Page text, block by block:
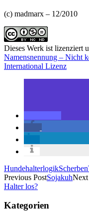
(c) madmarx – 12/2010
Dieses Werk ist lizenziert
Namensnennung – Nicht
International Lizenz
HundehalterlogikScherben
Previous PostSojakuhNext
Halter los?
Kategorien